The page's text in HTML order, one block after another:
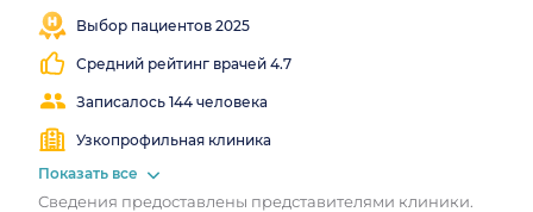
У нас есть программы индивидуальных, премиум- и VIP-
родов. В базовых программах за дополнительную плату
можно выбрать врача или акушерку, неонатолога,
анестезиолога и взять на роды нашу доулу.
Выбор пациентов 2025
Средний рейтинг врачей 4.7
Записалось 144 человека
Узкопрофильная клиника
метро
круглосуточно
Показать все
Сведения предоставлены представителями клиники.